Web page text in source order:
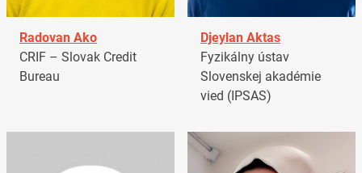
Radovan Ako
CRIF – Slovak Credit
Bureau
Djeylan Aktas
Fyzikálny ústav
Slovenskej akadémie
vied (IPSAS)